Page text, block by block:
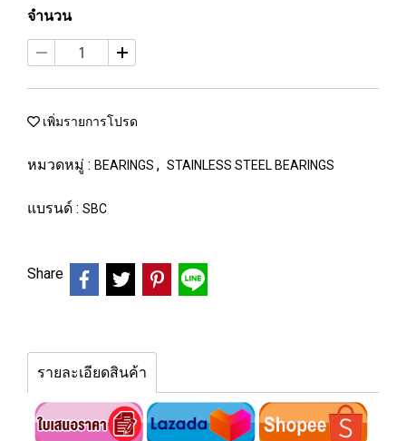
จำนวน
เพิ่มรายการโปรด
หมวดหมู่ : BEARINGS , STAINLESS STEEL BEARINGS
แบรนด์ : SBC
Share
รายละเอียดสินค้า